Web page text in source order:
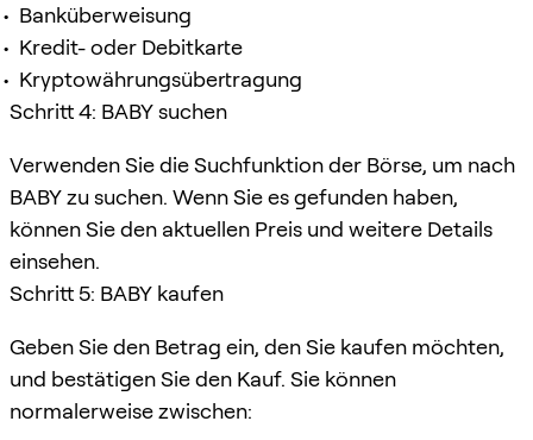
Banküberweisung
Kredit- oder Debitkarte
Kryptowährungsübertragung
Schritt 4: BABY suchen
Verwenden Sie die Suchfunktion der Börse, um nach
BABY zu suchen. Wenn Sie es gefunden haben,
können Sie den aktuellen Preis und weitere Details
einsehen.
Schritt 5: BABY kaufen
Geben Sie den Betrag ein, den Sie kaufen möchten,
und bestätigen Sie den Kauf. Sie können
normalerweise zwischen: